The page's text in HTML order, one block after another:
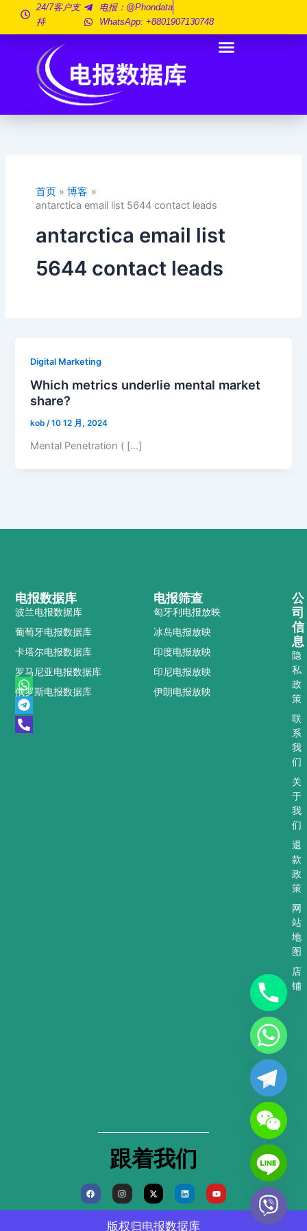
24/7客户支
持
电报：@phondata
WhatsApp: +8801907130748
首页
博客
antarctica email list 5644 contact leads
antarctica email list
5644 contact leads
Digital Marketing
Which metrics underlie mental market
share?
kob/10 12 月, 2024
Mental Penetration ( […]
W
h
a
t
s
T
e
l
e
g
P
h
o
n
e
电报筛查
匈牙利电报放映
冰岛电报放映
印度电报放映
印尼电报放映
伊朗电报放映
电报数据库
波兰电报数据库
葡萄牙电报数据库
卡塔尔电报数据库
罗马尼亚电报数据库
俄罗斯电报数据库
公
司
信
息
隐
私
政
策
联
系
我
们
关
于
我
们
退
款
政
策
网
站
地
图
店
铺
跟着我们
F
a
c
e
I
n
s
t
a
g
X
-
t
w
t
L
i
n
k
e
d
Y
o
u
t
版权归电报数据库